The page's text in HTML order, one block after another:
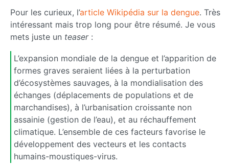
Pour les curieux, l’article Wikipédia sur la dengue. Très
intéressant mais trop long pour être résumé. Je vous
mets juste un teaser:
L’expansion mondiale de la dengue et l’apparition de
formes graves seraient liées à la perturbation
d’écosystèmes sauvages, à la mondialisation des
échanges (déplacements de populations et de
marchandises), à l’urbanisation croissante non
assainie (gestion de l’eau), et au réchauffement
climatique. L’ensemble de ces facteurs favorise le
développement des vecteurs et les contacts
humains-moustiques-virus.